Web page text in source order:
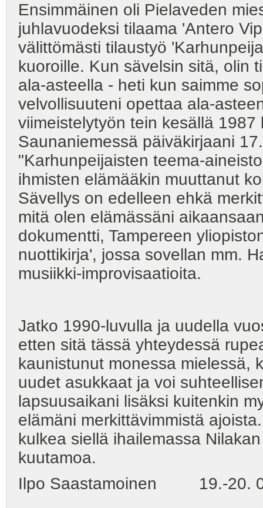
Ensimmäinen oli Pielaveden
juhlavuodeksi tilaama 'Antero
välittömästi tilaustyö
kuoroille. Kun sävelsin sitä, olin
ala-asteella - heti kun saimme
velvollisuuteni opettaa ala-
viimeistelytyön tein kesällä
Saunaniemessä päiväkirjaani
"Karhunpeijaisten teema-
ihmisten elämääkin muuttanut
Sävellys on edelleen ehkä
mitä olen elämässäni
dokumentti, Tampereen
nuottikirja', jossa sovellan mm.
musiikki-improvisaatioita.
Jatko 1990-luvulla ja uudella
etten sitä tässä yhteydessä
kaunistunut monessa mielessä,
uudet asukkaat ja voi
lapsuusaikani lisäksi kuitenkin
elämäni merkittävimmistä
kulkea siellä ihailemassa
kuutamoa.
Ilpo Saastamoinen 19.-20.